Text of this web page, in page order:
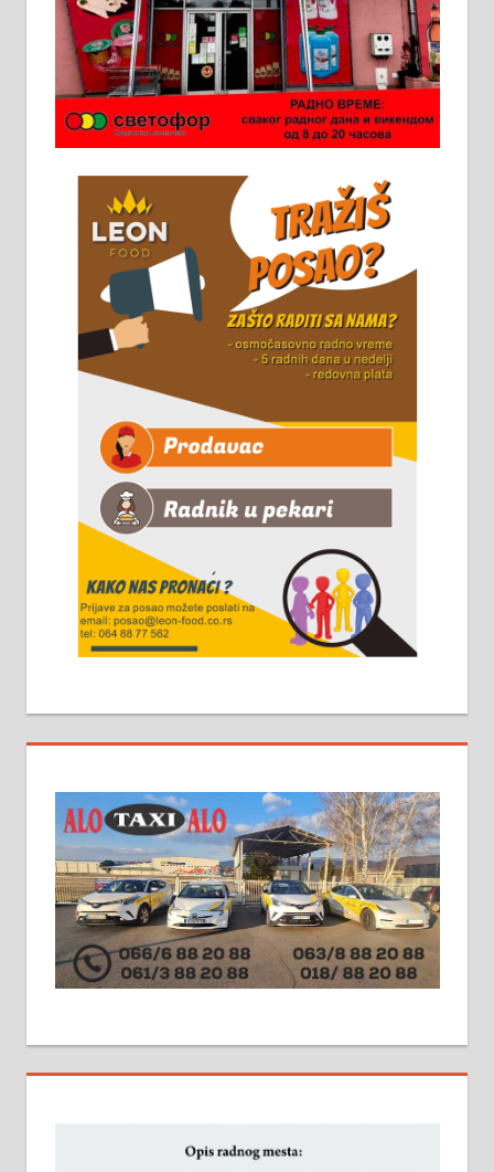
Ало таксију потребан возач са Б
категоријом. 064/02-85-511
Потребна два радника за рад на
стоваришту „Липа промет” у
информација доћи лично на
стовариште у улици Максима
Горког 26 сваког радног дана од
8 до 15 часова. 063/465-045
Чистим све врсте димњака.
061/32-13-445